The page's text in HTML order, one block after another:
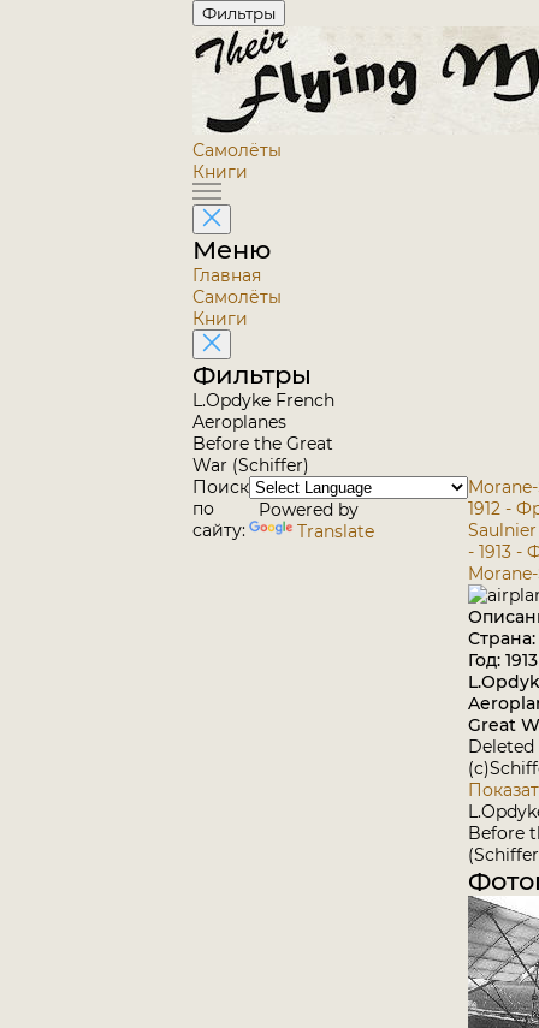
Фильтры
Самолёты
Книги
Меню
Главная
Самолёты
Книги
Фильтры
L.Opdyke French
Aeroplanes
Before the Great
War (Schiffer)
Поиск
по
сайту:
Powered by
Translate
1912 -
- 1913 -
Год: 1913
Great
Before